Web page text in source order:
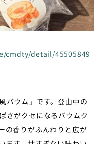
cmdty/detail/45505849
バウム」です。登山中の
さがクセになるバウムク
の香りがふんわりと広が